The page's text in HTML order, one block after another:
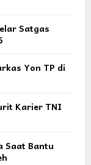
Satgas
Yon TP di
Karier TNI
Saat Bantu